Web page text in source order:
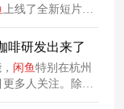
上线了全新短片
洞察的表达，串
牌的业务边界与
啡研发出来了
闲鱼特别在杭州
多人关注。除了
报、文创小物和限